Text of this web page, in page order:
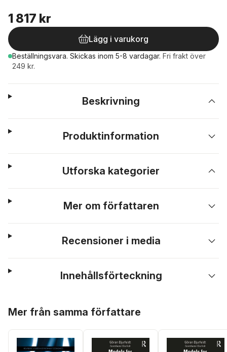
1 817 kr
Lägg i varukorg
Beställningsvara. Skickas inom 5-8 vardagar. Fri frakt över
249 kr.
Beskrivning
Produktinformation
Utforska kategorier
Mer om författaren
Recensioner i media
Innehållsförteckning
Mer från samma författare